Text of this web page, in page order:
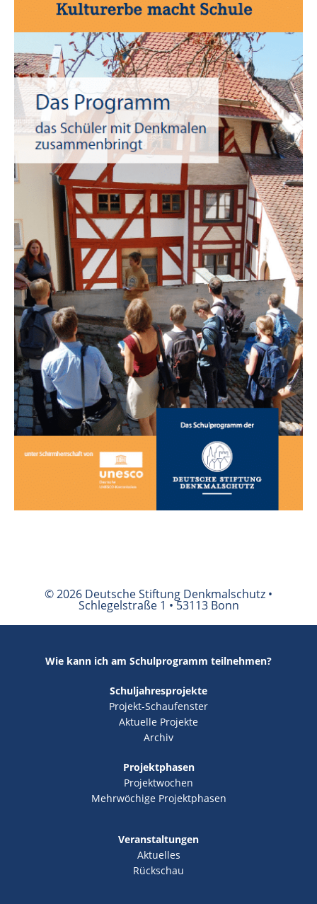
© 2026 Deutsche Stiftung Denkmalschutz •
Schlegelstraße 1 • 53113 Bonn
Wie kann ich am Schulprogramm teilnehmen?
Schuljahresprojekte
Projekt-Schaufenster
Aktuelle Projekte
Archiv
Projektphasen
Projektwochen
Mehrwöchige Projektphasen
Veranstaltungen
Aktuelles
Rückschau